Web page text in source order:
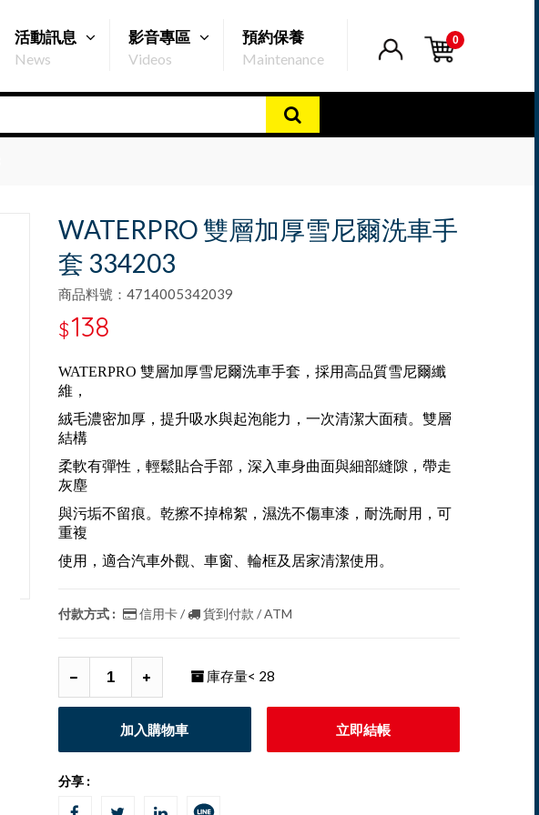
0
活動訊息
News
影音專區
Videos
預約保養
Maintenance
WATERPRO 雙層加厚雪尼爾洗車手
套 334203
商品料號：4714005342039
$138
WATERPRO 雙層加厚雪尼爾洗車手套，採用高品質雪尼爾纖
維，
絨毛濃密加厚，提升吸水與起泡能力，一次清潔大面積。雙層
結構
柔軟有彈性，輕鬆貼合手部，深入車身曲面與細部縫隙，帶走
灰塵
與污垢不留痕。乾擦不掉棉絮，濕洗不傷車漆，耐洗耐用，可
重複
使用，適合汽車外觀、車窗、輪框及居家清潔使用。
付款方式 : 信用卡 / 貨到付款 / ATM
庫存量< 28
加入購物車 立即結帳
分享 :